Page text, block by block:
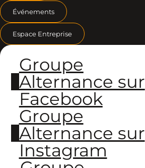
Événements
Espace Entreprise
Groupe
Alternance sur
Facebook
Groupe
Alternance sur
Instagram